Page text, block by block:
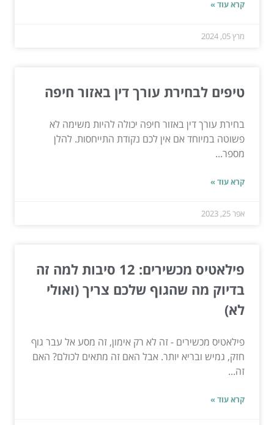
קרא עוד »
מרץ 05, 2024
טיפים לבחירת עורך דין באזור חיפה
בחירת עורך דין באזור חיפה יכולה להיות משימה לא
פשוטה במיוחד אם אין לכם נקודת התייחסות. להלן
מספר...
קרא עוד »
אפר 25, 2023
פילאטיס מכשירים: 12 סיבות למה זה
בדיוק מה שהגוף שלכם צריך (ואולי
לא)
פילאטיס מכשירים - זה לא רק אימון, זה מסע אל עבר גוף
חזק, גמיש ובריא יותר. אבל האם זה מתאים לכולם? האם
זה...
קרא עוד »